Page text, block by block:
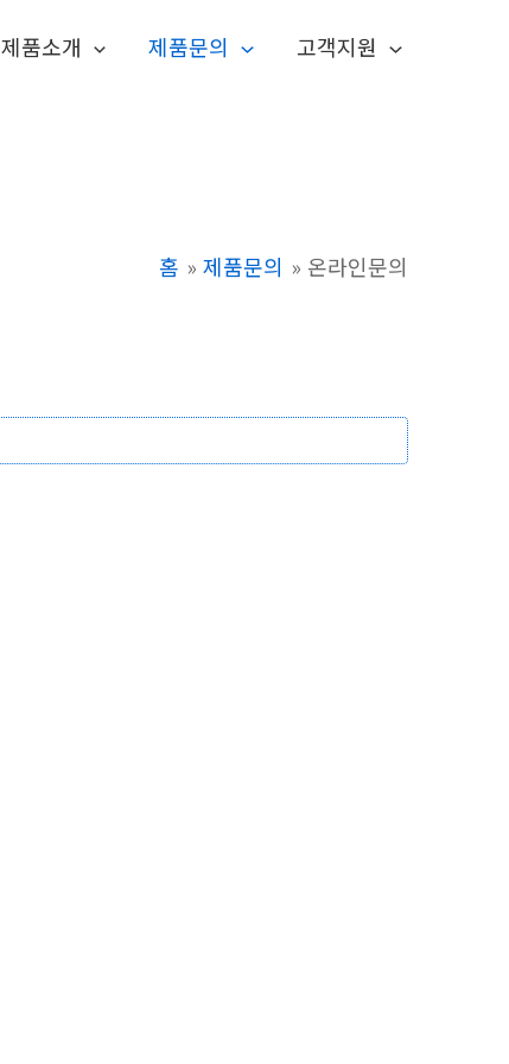
제품소개 제품문의 고객지원
홈 제품문의 온라인문의